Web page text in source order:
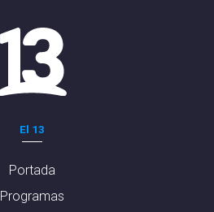
El 13
Portada
Programas